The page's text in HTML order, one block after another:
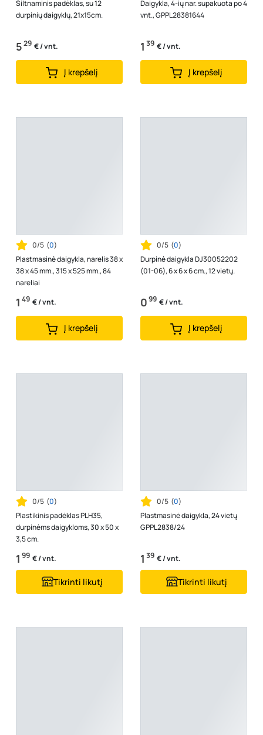
Šiltnaminis padėklas, su 12
durpinių daigyklų, 21x15cm.
529 € / vnt.
Į krepšelį
Daigykla, 4-ių nar. supakuota po 4
vnt., GPPL28381644
1 39 € / vnt.
Į krepšelį
0/5 (0)
Plastmasinė daigykla, narelis 38 x
38 x 45 mm., 315 x 525 mm., 84
nareliai
1 49 € / vnt.
Į krepšelį
0/5 (0)
Durpinė daigykla DJ30052202
(01-06), 6 x 6 x 6 cm., 12 vietų.
099 € / vnt.
Į krepšelį
0/5 (0)
Plastikinis padėklas PLH35,
durpinėms daigykloms, 30 x 50 x
3,5 cm.
1 99 € / vnt.
Tikrinti likutį
0/5 (0)
Plastmasinė daigykla, 24 vietų
GPPL2838/24
1 39 € / vnt.
Tikrinti likutį